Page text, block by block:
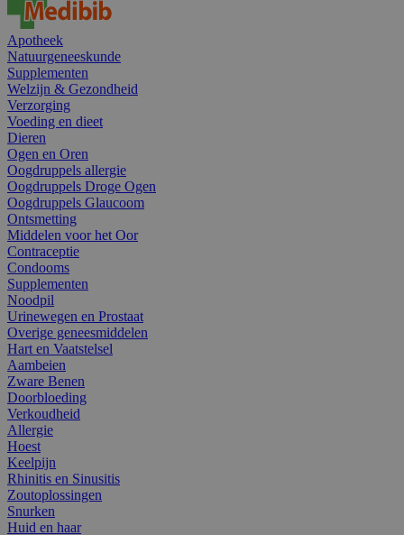
Apotheek
Natuurgeneeskunde
Supplementen
Welzijn & Gezondheid
Verzorging
Voeding en dieet
Dieren
Ogen en Oren
Oogdruppels allergie
Oogdruppels Droge Ogen
Oogdruppels Glaucoom
Ontsmetting
Middelen voor het Oor
Contraceptie
Condooms
Supplementen
Noodpil
Urinewegen en Prostaat
Overige geneesmiddelen
Hart en Vaatstelsel
Aambeien
Zware Benen
Doorbloeding
Verkoudheid
Allergie
Hoest
Keelpijn
Rhinitis en Sinusitis
Zoutoplossingen
Snurken
Huid en haar